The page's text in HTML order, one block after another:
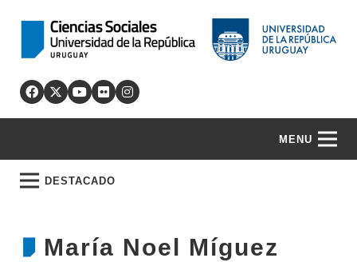
MENU
DESTACADO
María Noel Míguez